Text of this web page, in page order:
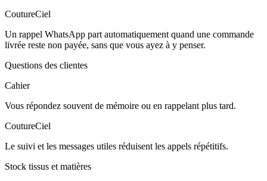
CoutureCiel
Un rappel WhatsApp part automatiquement quand une commande
livrée reste non payée, sans que vous ayez à y penser.
Questions des clientes
Cahier
Vous répondez souvent de mémoire ou en rappelant plus tard.
CoutureCiel
Le suivi et les messages utiles réduisent les appels répétitifs.
Stock tissus et matières